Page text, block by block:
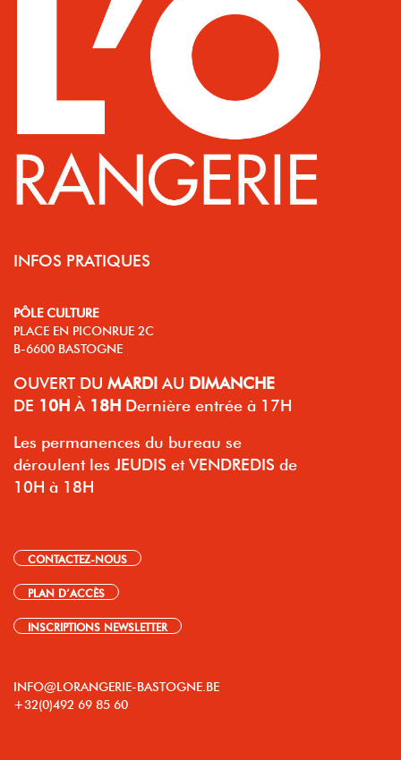
INFOS PRATIQUES
PÔLE CULTURE
PLACE EN PICONRUE 2C
B-6600 BASTOGNE
OUVERT DU MARDI AU DIMANCHE
DE 10H À 18H Dernière entrée à 17H
Les permanences du bureau se
déroulent les JEUDIS et VENDREDIS de
10H à 18H
CONTACTEZ-NOUS
PLAN D’ACCÈS
INSCRIPTIONS NEWSLETTER
INFO@LORANGERIE-BASTOGNE.BE
+32(0)492 69 85 60